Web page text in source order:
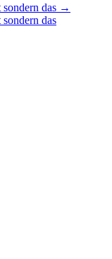
das →
das